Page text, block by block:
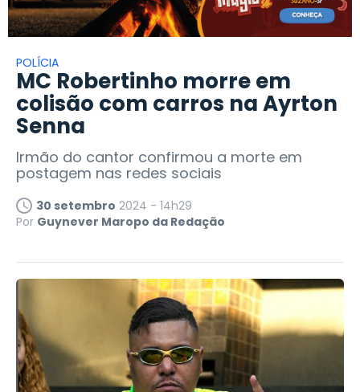
POLÍCIA
MC Robertinho morre em
colisão com carros na Ayrton
Senna
Irmão do cantor confirmou a morte em
postagem nas redes sociais
30 setembro 2024 - 14h29
Por Guynever Maropo da Redação